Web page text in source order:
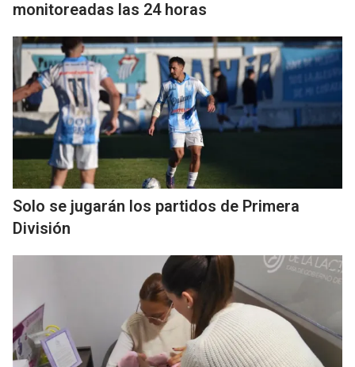
monitoreadas las 24 horas
Solo se jugarán los partidos de Primera
División